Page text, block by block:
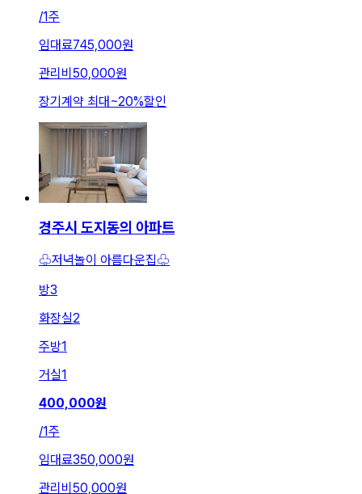
/1주
임대료745,000원
관리비 50,000원
장기계약 최대 ~20%할인
경주시 도지동의 아파트
♧저녁놀이 아름다운집♧
방3
화장실2
주방1
거실1
400,000원
/1주
임대료350,000원
관리비 50,000원